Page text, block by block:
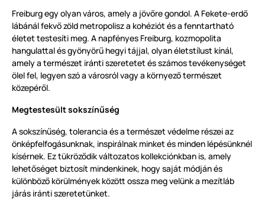
Freiburg egy olyan város, amely a jövőre gondol. A Fekete-erdő
lábánál fekvő zöld metropolisz a kohéziót és a fenntartható
életet testesíti meg. A napfényes Freiburg, kozmopolita
hangulattal és gyönyörű hegyi tájjal, olyan életstílust kínál,
amely a természet iránti szeretetet és számos tevékenységet
ölel fel, legyen szó a városról vagy a környező természet
közepéről.
Megtestesült sokszínűség
A sokszínűség, tolerancia és a természet védelme részei az
önképfelfogásunknak, inspirálnak minket és minden lépésünknél
kísérnek. Ez tükröződik változatos kollekciónkban is, amely
lehetőséget biztosít mindenkinek, hogy saját módján és
különböző körülmények között ossza meg velünk a mezítláb
járás iránti szeretetünket.